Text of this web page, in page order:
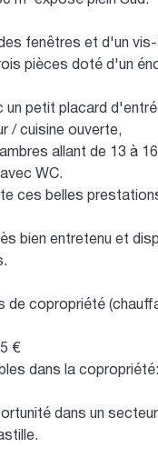
fenêtres et d'un
pièces doté d'un
un petit placard
/ cuisine ouverte,
allant de 13 à 16
WC.
ces belles
bien entretenu et
de copropriété
€
dans la
dans un